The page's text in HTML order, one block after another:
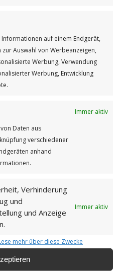
auf einem Endgerät,
Auswahl von Werbeanzeigen,
Werbung, Verwendung
Werbung, Entwicklung
Immer aktiv
Daten aus
verschiedener
anhand
Verhinderung
und
und Anzeige
Immer aktiv
mehr über diese Zwecke
Wie findest du diesen Beitrag?
[Total:
/ VON